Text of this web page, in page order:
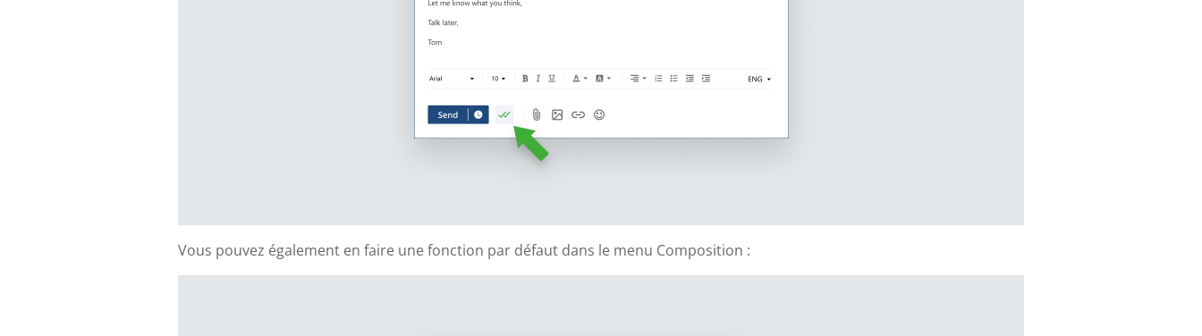
Vous pouvez également en faire une fonction par défaut dans le menu Composition :